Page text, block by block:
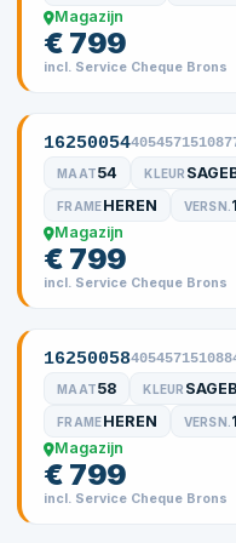
Magazijn
€ 799
incl. Service Cheque Brons
16250054
MAAT54 KLEUR
FRAMEHEREN VERSN.
Magazijn
€ 799
incl. Service Cheque Brons
16250058
MAAT58 KLEUR
FRAMEHEREN VERSN.
Magazijn
€ 799
incl. Service Cheque Brons